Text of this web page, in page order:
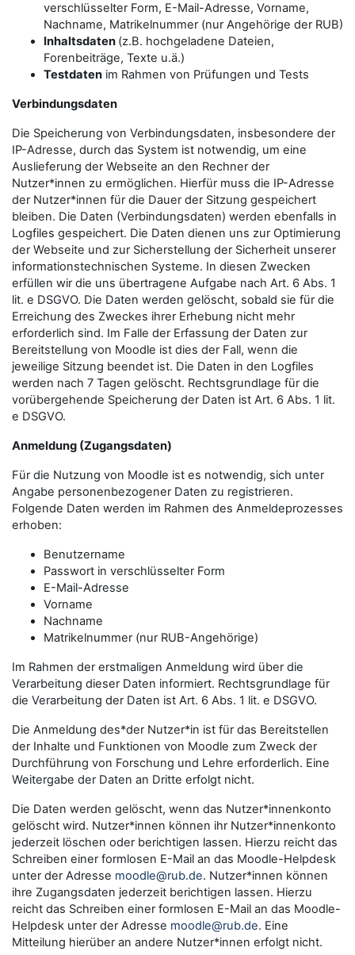
verschlüsselter Form, E-Mail-Adresse, Vorname,
Nachname, Matrikelnummer (nur Angehörige der RUB)
Inhaltsdaten (z.B. hochgeladene Dateien,
Forenbeiträge, Texte u.ä.)
Testdaten im Rahmen von Prüfungen und Tests
Verbindungsdaten
Die Speicherung von Verbindungsdaten, insbesondere der
IP-Adresse, durch das System ist notwendig, um eine
Auslieferung der Webseite an den Rechner der
Nutzer*innen zu ermöglichen. Hierfür muss die IP-Adresse
der Nutzer*innen für die Dauer der Sitzung gespeichert
bleiben. Die Daten (Verbindungsdaten) werden ebenfalls in
Logfiles gespeichert. Die Daten dienen uns zur Optimierung
der Webseite und zur Sicherstellung der Sicherheit unserer
informationstechnischen Systeme. In diesen Zwecken
erfüllen wir die uns übertragene Aufgabe nach Art. 6 Abs. 1
lit. e DSGVO. Die Daten werden gelöscht, sobald sie für die
Erreichung des Zweckes ihrer Erhebung nicht mehr
erforderlich sind. Im Falle der Erfassung der Daten zur
Bereitstellung von Moodle ist dies der Fall, wenn die
jeweilige Sitzung beendet ist. Die Daten in den Logfiles
werden nach 7 Tagen gelöscht. Rechtsgrundlage für die
vorübergehende Speicherung der Daten ist Art. 6 Abs. 1 lit.
e DSGVO.
Anmeldung (Zugangsdaten)
Für die Nutzung von Moodle ist es notwendig, sich unter
Angabe personenbezogener Daten zu registrieren.
Folgende Daten werden im Rahmen des Anmeldeprozesses
erhoben:
Benutzername
Passwort in verschlüsselter Form
E-Mail-Adresse
Vorname
Nachname
Matrikelnummer (nur RUB-Angehörige)
Im Rahmen der erstmaligen Anmeldung wird über die
Verarbeitung dieser Daten informiert. Rechtsgrundlage für
die Verarbeitung der Daten ist Art. 6 Abs. 1 lit. e DSGVO.
Die Anmeldung des*der Nutzer*in ist für das Bereitstellen
der Inhalte und Funktionen von Moodle zum Zweck der
Durchführung von Forschung und Lehre erforderlich. Eine
Weitergabe der Daten an Dritte erfolgt nicht.
Die Daten werden gelöscht, wenn das Nutzer*innenkonto
gelöscht wird. Nutzer*innen können ihr Nutzer*innenkonto
jederzeit löschen oder berichtigen lassen. Hierzu reicht das
Schreiben einer formlosen E-Mail an das Moodle-Helpdesk
unter der Adresse moodle@rub.de. Nutzer*innen können
ihre Zugangsdaten jederzeit berichtigen lassen. Hierzu
reicht das Schreiben einer formlosen E-Mail an das Moodle-
Helpdesk unter der Adresse moodle@rub.de. Eine
Mitteilung hierüber an andere Nutzer*innen erfolgt nicht.